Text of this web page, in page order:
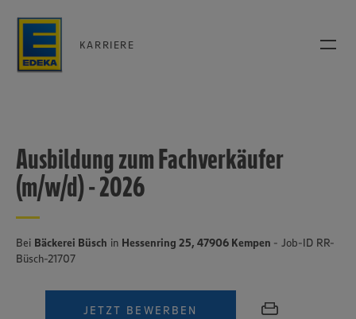
KARRIERE
Ausbildung zum Fachverkäufer
(m/w/d) - 2026
Bei Bäckerei Büsch in Hessenring 25, 47906 Kempen - Job-ID RR-
Büsch-21707
JETZT BEWERBEN